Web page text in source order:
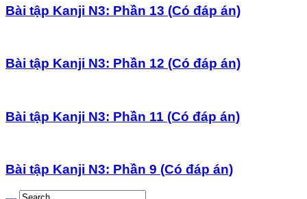
Bài tập Kanji N3: Phần 13 (Có đáp án)
Bài tập Kanji N3: Phần 12 (Có đáp án)
Bài tập Kanji N3: Phần 11 (Có đáp án)
Bài tập Kanji N3: Phần 9 (Có đáp án)